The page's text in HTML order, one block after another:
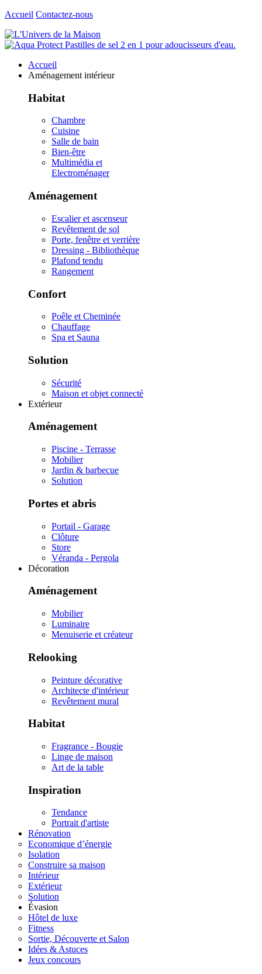
Accueil Contactez-nous
Accueil
Aménagement intérieur
Habitat
Chambre
Cuisine
Salle de bain
Bien-être
Multimédia et
Electroménager
Aménagement
Escalier et ascenseur
Revêtement de sol
Porte, fenêtre et verrière
Dressing - Bibliothèque
Plafond tendu
Rangement
Confort
Poêle et Cheminée
Chauffage
Spa et Sauna
Solution
Sécurité
Maison et objet connecté
Extérieur
Aménagement
Piscine - Terrasse
Mobilier
Jardin & barbecue
Solution
Portes et abris
Portail - Garage
Clôture
Store
Véranda - Pergola
Décoration
Aménagement
Mobilier
Luminaire
Menuiserie et créateur
Relooking
Peinture décorative
Architecte d'intérieur
Revêtement mural
Habitat
Fragrance - Bougie
Linge de maison
Art de la table
Inspiration
Tendance
Portrait d'artiste
Rénovation
Economique d’énergie
Isolation
Construire sa maison
Intérieur
Extérieur
Solution
Évasion
Hôtel de luxe
Fitness
Sortie, Découverte et Salon
Idées & Astuces
Jeux concours